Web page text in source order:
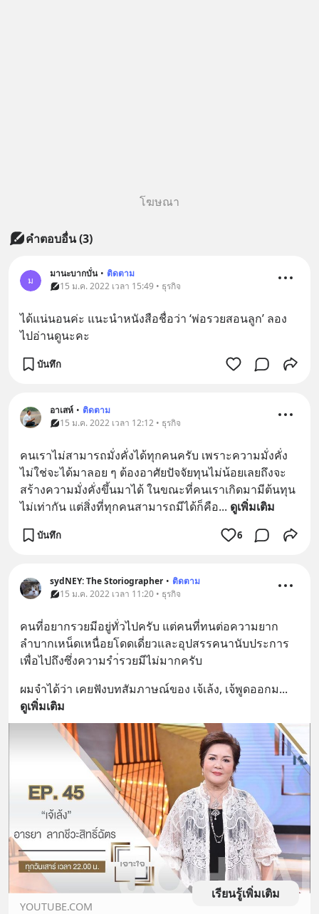
โฆษณา
คำตอบอื่น(3)
ม
มานะบากบั่น • ติดตาม
15 ม.ค. 2022 เวลา 15:49 • ธุรกิจ
ได้แน่นอนค่ะ แนะนำหนังสือชื่อว่า ‘พ่อรวยสอนลูก’ ลอง
ไปอ่านดูนะคะ
บันทึก
อาเสห์ • ติดตาม
15 ม.ค. 2022 เวลา 12:12 • ธุรกิจ
คนเราไม่สามารถมั่งคั่งได้ทุกคนครับ เพราะความมั่งคั่ง
ไม่ใช่จะได้มาลอย ๆ ต้องอาศัยปัจจัยทุนไม่น้อยเลยถึงจะ
สร้างความมั่งคั่งขึ้นมาได้ ในขณะที่คนเราเกิดมามีต้นทุน
ไม่เท่ากัน แต่สิ่งที่ทุกคนสามารถมีได้ก็คือ... ดูเพิ่มเติม
บันทึก 6
sydNEY: The Storiographer • ติดตาม
15 ม.ค. 2022 เวลา 11:20 • ธุรกิจ
คนที่อยากรวยมีอยู่ทั่วไปครับ แต่คนที่ทนต่อความยาก
ลำบากเหน็ดเหนื่อยโดดเดี่ยวและอุปสรรคนานับประการ
เพื่อไปถึงซึ่งความรำ่รวยมีไม่มากครับ
ผมจำได้ว่า เคยฟังบทสัมภาษณ์ของ เจ้เล้ง, เจ้พูดออกม...
ดูเพิ่มเติม
เรียนรู้เพิ่มเติม
YOUTUBE.COM